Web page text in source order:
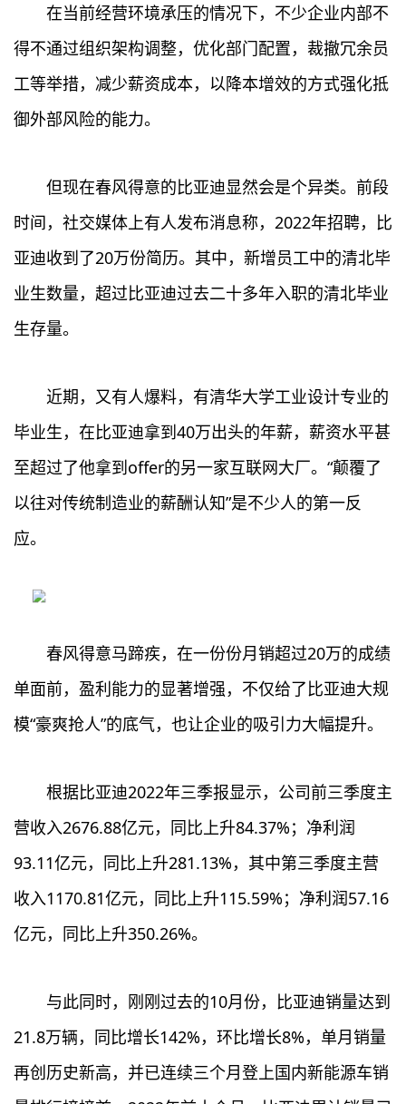
在当前经营环境承压的情况下，不少企业内部不
得不通过组织架构调整，优化部门配置，裁撤冗余员
工等举措，减少薪资成本，以降本增效的方式强化抵
御外部风险的能力。
但现在春风得意的比亚迪显然会是个异类。前段
时间，社交媒体上有人发布消息称，2022年招聘，比
亚迪收到了20万份简历。其中，新增员工中的清北毕
业生数量，超过比亚迪过去二十多年入职的清北毕业
生存量。
近期，又有人爆料，有清华大学工业设计专业的
毕业生，在比亚迪拿到40万出头的年薪，薪资水平甚
至超过了他拿到offer的另一家互联网大厂。“颠覆了
以往对传统制造业的薪酬认知”是不少人的第一反
应。
春风得意马蹄疾，在一份份月销超过20万的成绩
单面前，盈利能力的显著增强，不仅给了比亚迪大规
模“豪爽抢人”的底气，也让企业的吸引力大幅提升。
根据比亚迪2022年三季报显示，公司前三季度主
营收入2676.88亿元，同比上升84.37%；净利润
93.11亿元，同比上升281.13%，其中第三季度主营
收入1170.81亿元，同比上升115.59%；净利润57.16
亿元，同比上升350.26%。
与此同时，刚刚过去的10月份，比亚迪销量达到
21.8万辆，同比增长142%，环比增长8%，单月销量
再创历史新高，并已连续三个月登上国内新能源车销